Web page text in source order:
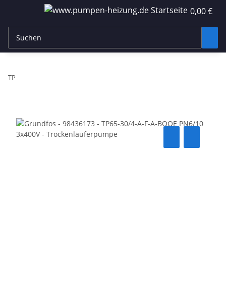
0,00 €
TP